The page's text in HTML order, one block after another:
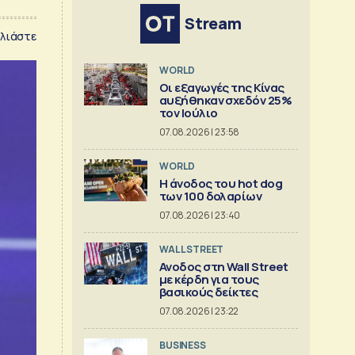
Stream
WORLD
Οι εξαγωγές της Κίνας
αυξήθηκαν σχεδόν 25%
τον Ιούλιο
07.08.2026 | 23:58
WORLD
Η άνοδος του hot dog
των 100 δολαρίων
07.08.2026 | 23:40
WALL STREET
Ανοδος στη Wall Street
με κέρδη για τους
βασικούς δείκτες
07.08.2026 | 23:22
BUSINESS